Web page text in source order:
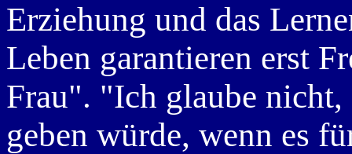
Erziehung und das
Leben garantieren erst
Frau". "Ich glaube nicht,
geben würde, wenn es